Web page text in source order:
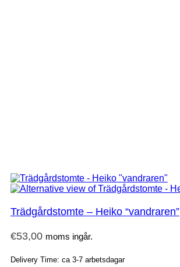
Trädgårdstomte – Heiko “vandraren”
€53,00 moms ingår.
Delivery Time: ca 3-7 arbetsdagar